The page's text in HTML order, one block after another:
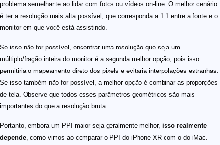
problema semelhante ao lidar com fotos ou vídeos on-line. O melhor cenário
é ter a resolução mais alta possível, que corresponda a 1:1 entre a fonte e o
monitor em que você está assistindo.
Se isso não for possível, encontrar uma resolução que seja um
múltiplo/fração inteira do monitor é a segunda melhor opção, pois isso
permitiria o mapeamento direto dos pixels e evitaria interpolações estranhas.
Se isso também não for possível, a melhor opção é combinar as proporções
de tela. Observe que todos esses parâmetros geométricos são mais
importantes do que a resolução bruta.
Portanto, embora um PPI maior seja geralmente melhor, isso realmente
depende, como vimos ao comparar o PPI do iPhone XR com o do iMac.